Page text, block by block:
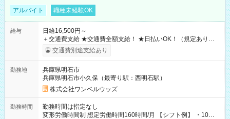
アルバイト 職種未経験OK
給与
日給16,500円～
＋交通費支給 ★交通費全額支給！ ★日払いOK！（規定あり） ┗
働いたその日に現金GET♪ お仕事後はコンビニATMから 日払
交通費別途支給あり
勤務地
兵庫県明石市
兵庫県明石市小久保（最寄り駅：西明石駅）
株式会社ワンベルウッズ
勤務時間
勤務時間は指定なし
変形労働時間制 想定労働時間160時間/月 【シフト例】 ・10：